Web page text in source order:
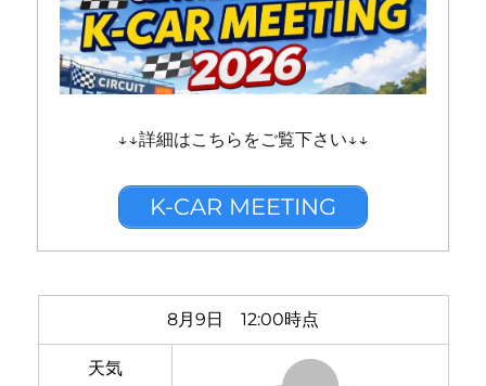
↓↓詳細はこちらをご覧下さい↓↓
K-CAR MEETING
8月9日 12:00時点
天気